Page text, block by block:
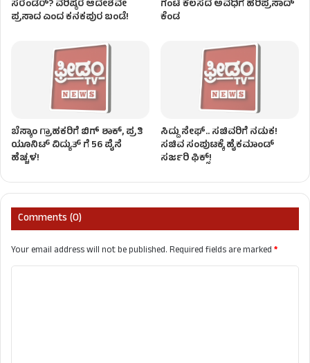
ಸರೆಂಡರ್? ವರಿಷ್ಠರ ಆದೇಶವೇ
ಪ್ರಸಾದ ಎಂದ ಕನಕಪುರ ಬಂಡೆ!
ಗಂಟೆ ಕೆಲಸದ ಅವಧಿಗೆ ಹರಿಪ್ರಸಾದ್
ಕೆಂಡ
ಬೆಸ್ಕಾಂ ಗ್ರಾಹಕರಿಗೆ ಬಿಗ್ ಶಾಕ್, ಪ್ರತಿ
ಯೂನಿಟ್ ವಿದ್ಯುತ್ ಗೆ 56 ಪೈಸೆ
ಹೆಚ್ಚಳ!
ಸಿದ್ದು ಸೇಫ್.. ಸಚಿವರಿಗೆ ನಡುಕ!
ಸಚಿವ ಸಂಪುಟಕ್ಕೆ ಹೈಕಮಾಂಡ್
ಸರ್ಜರಿ ಫಿಕ್ಸ್!
Comments (0)
Your email address will not be published.Required fields are marked*